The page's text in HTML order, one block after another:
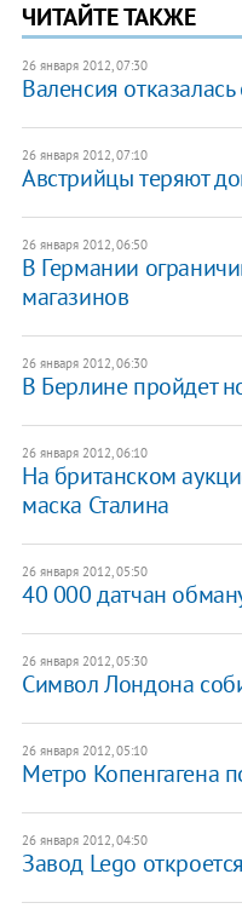
ЧИТАЙТЕ ТАКЖЕ
26 января 2012, 07:30
Валенсия отказалась
26 января 2012, 07:10
Австрийцы теряют
26 января 2012, 06:50
В Германии
магазинов
26 января 2012, 06:30
В Берлине пройдет
26 января 2012, 06:10
На британском
маска Сталина
26 января 2012, 05:50
40 000 датчан
26 января 2012, 05:30
Символ Лондона
26 января 2012, 05:10
Метро Копенгагена
26 января 2012, 04:50
Завод Lego